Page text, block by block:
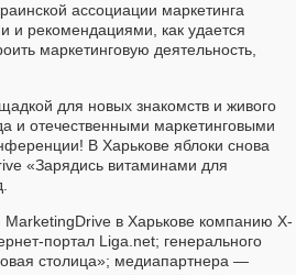
ассоциации маркетинга
и рекомендациями, как удается
маркетинговую деятельность,
для новых знакомств и живого
и отечественными маркетинговыми
В Харькове яблоки снова
«Зарядись витаминами для
в Харькове компанию Х-
портал Liga.net; генерального
столица»; медиапартнера —